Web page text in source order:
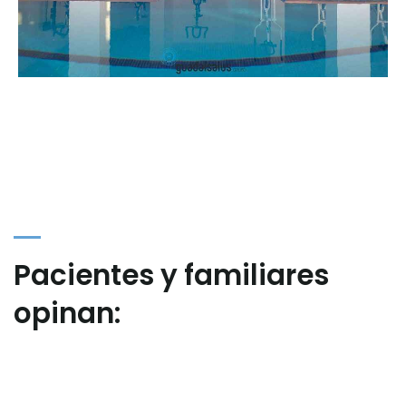
Pacientes y familiares
opinan: